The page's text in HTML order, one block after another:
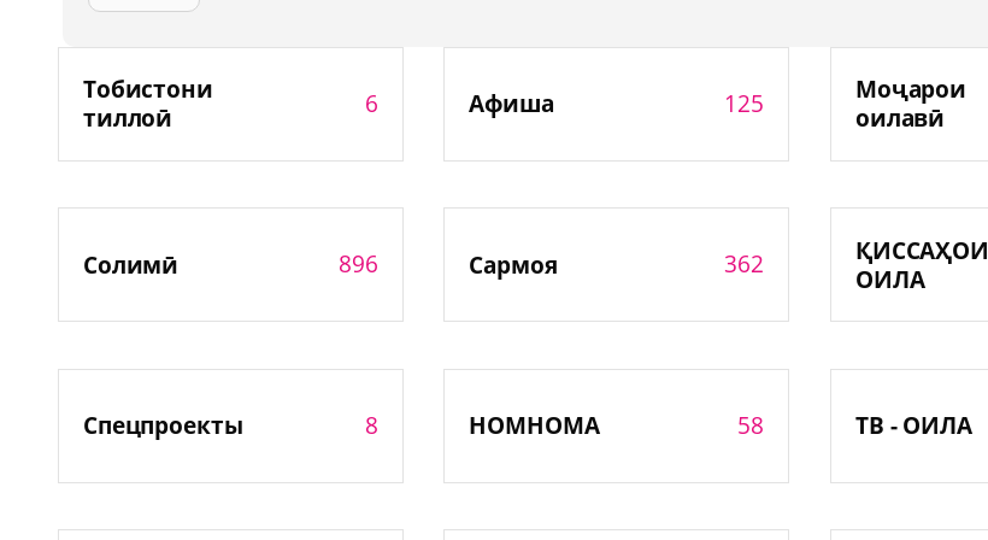
Тобистони
тиллоӣ
6 Афиша 125
Моҷарои
оилавӣ
Солимӣ 896 Сармоя 362
ҚИССАҲОИ
ОИЛА
Спецпроекты 8 НОМНОМА 58 ТВ - ОИЛА